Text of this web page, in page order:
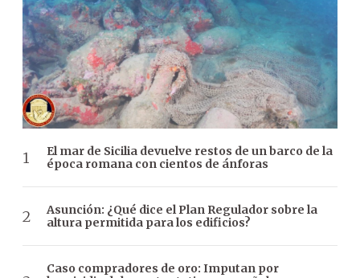
El mar de Sicilia devuelve restos de un barco de la
época romana con cientos de ánforas
Asunción: ¿Qué dice el Plan Regulador sobre la
altura permitida para los edificios?
Caso compradores de oro: Imputan por